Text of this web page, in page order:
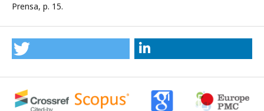
Prensa, p. 15.